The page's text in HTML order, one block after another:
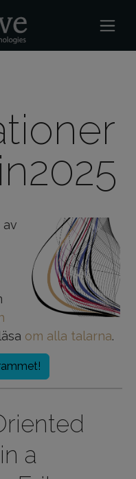
om alla talarna.
a